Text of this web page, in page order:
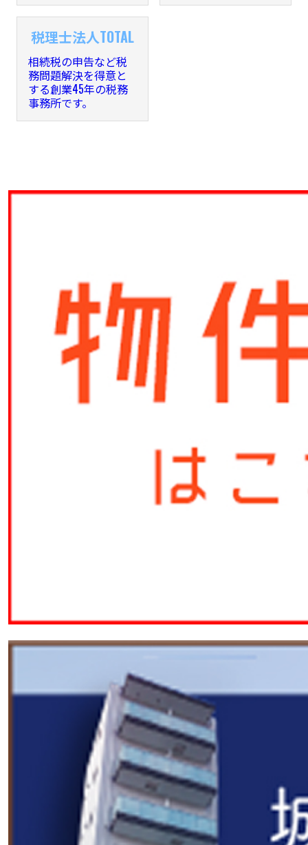
税理士法人TOTAL
相続税の申告など税
務問題解決を得意と
する創業45年の税務
事務所です。